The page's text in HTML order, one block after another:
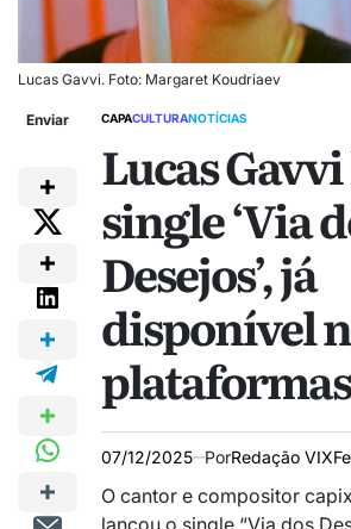
Lucas Gavvi. Foto: Margaret Koudriaev
Enviar CAPACULTURANOTÍCIAS
Lucas
single ‘Via
Desejos’, já
disponível
07/12/2025 PorRedação
O cantor e compositor